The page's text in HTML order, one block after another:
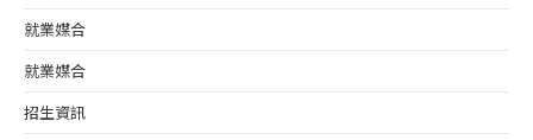
就業媒合
就業媒合
招生資訊